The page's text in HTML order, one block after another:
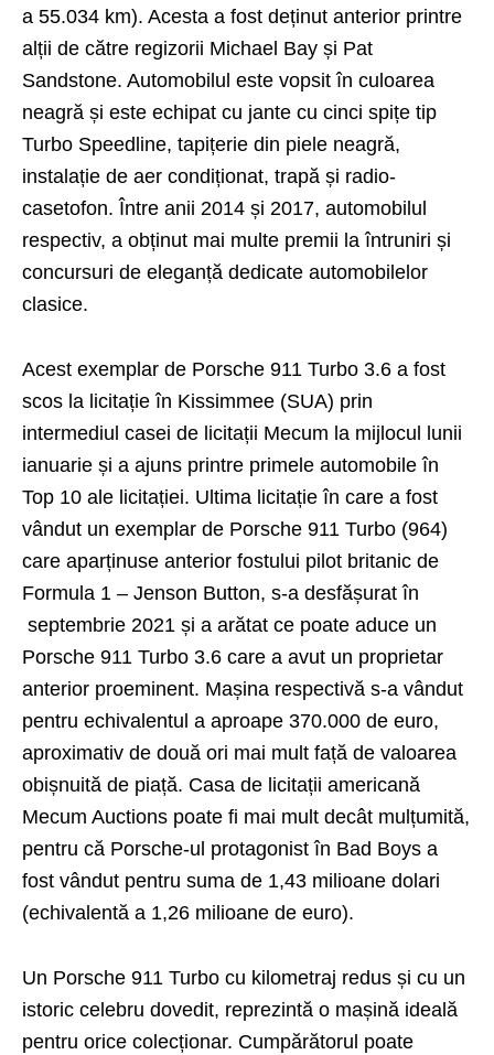
a 55.034 km). Acesta a fost deținut anterior printre
alții de către regizorii Michael Bay și Pat
Sandstone. Automobilul este vopsit în culoarea
neagră și este echipat cu jante cu cinci spițe tip
Turbo Speedline, tapițerie din piele neagră,
instalație de aer condiționat, trapă și radio-
casetofon. Între anii 2014 și 2017, automobilul
respectiv, a obținut mai multe premii la întruniri și
concursuri de eleganță dedicate automobilelor
clasice.
Acest exemplar de Porsche 911 Turbo 3.6 a fost
scos la licitație în Kissimmee (SUA) prin
intermediul casei de licitații Mecum la mijlocul lunii
ianuarie și a ajuns printre primele automobile în
Top 10 ale licitației. Ultima licitație în care a fost
vândut un exemplar de Porsche 911 Turbo (964)
care aparținuse anterior fostului pilot britanic de
Formula 1 – Jenson Button, s-a desfășurat în
septembrie 2021 și a arătat ce poate aduce un
Porsche 911 Turbo 3.6 care a avut un proprietar
anterior proeminent. Mașina respectivă s-a vândut
pentru echivalentul a aproape 370.000 de euro,
aproximativ de două ori mai mult față de valoarea
obișnuită de piață. Casa de licitații americană
Mecum Auctions poate fi mai mult decât mulțumită,
pentru că Porsche-ul protagonist în Bad Boys a
fost vândut pentru suma de 1,43 milioane dolari
(echivalentă a 1,26 milioane de euro).
Un Porsche 911 Turbo cu kilometraj redus și cu un
istoric celebru dovedit, reprezintă o mașină ideală
pentru orice colecționar. Cumpărătorul poate